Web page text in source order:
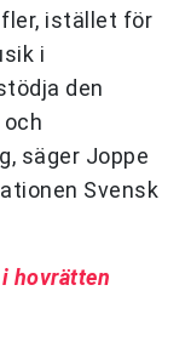
istället för
i
den
säger Joppe
Svensk
hovrätten